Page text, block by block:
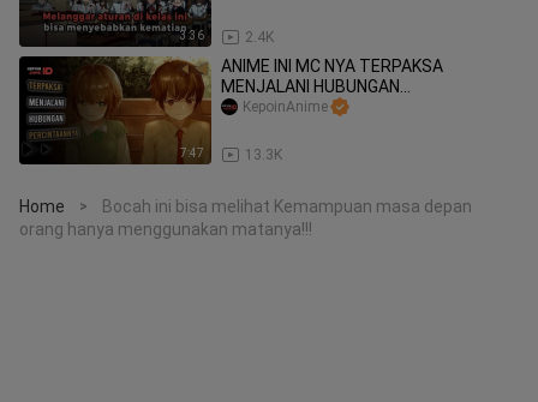
3:36 2.4K
7:47
ANIME INI MC NYA TERPAKSA
MENJALANI HUBUNGAN
PERCINTAANNYA ATAU MENIKAH
13.3K
KepoinAnime
Home >
Bocah ini bisa melihat Kemampuan masa depan
orang hanya menggunakan matanya!!!